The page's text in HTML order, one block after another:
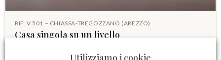
RIF. V 501 – CHIASSA-TREGOZZANO (AREZZO)
Casa singola su un livello
Utilizziamo i cookie